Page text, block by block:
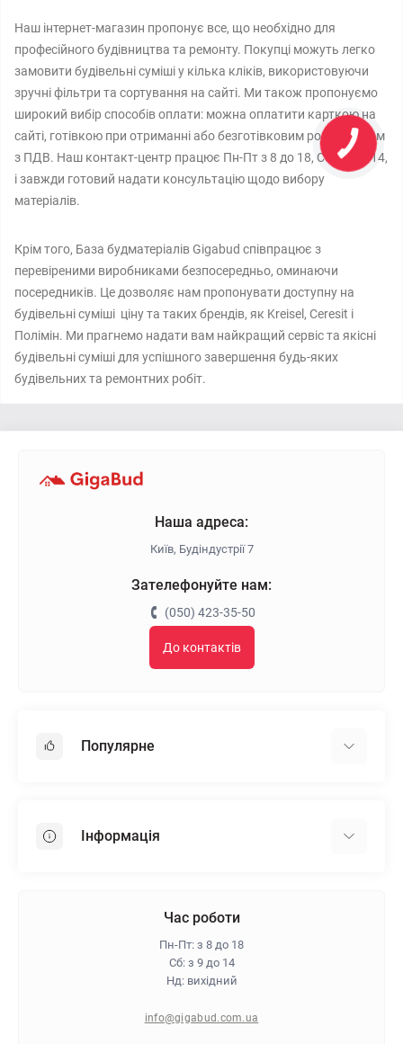
Наш інтернет-магазин пропонує все, що необхідно для
професійного будівництва та ремонту. Покупці можуть легко
замовити будівельні суміші у кілька кліків, використовуючи
зручні фільтри та сортування на сайті. Ми також пропонуємо
широкий вибір способів оплати: можна оплатити карткою на
сайті, готівкою при отриманні або безготівковим розрахунком
з ПДВ. Наш контакт-центр працює Пн-Пт з 8 до 18, Сб з 9 до 14,
і завжди готовий надати консультацію щодо вибору
матеріалів.
Крім того, База будматеріалів Gigabud співпрацює з
перевіреними виробниками безпосередньо, оминаючи
посередників. Це дозволяє нам пропонувати доступну на
будівельні суміші ціну та таких брендів, як Kreisel, Ceresit і
Полімін. Ми прагнемо надати вам найкращий сервіс та якісні
будівельні суміші для успішного завершення будь-яких
будівельних та ремонтних робіт.
Наша адреса:
Київ, Будіндустрії 7
Зателефонуйте нам:
(050) 423-35-50
До контактів
Популярне
Пінопласт
Інформація
Гарантія та повернення
Політика конфіденційності
Час роботи
Пн-Пт: з 8 до 18
Сб: з 9 до 14
Нд: вихідний
info@gigabud.com.ua